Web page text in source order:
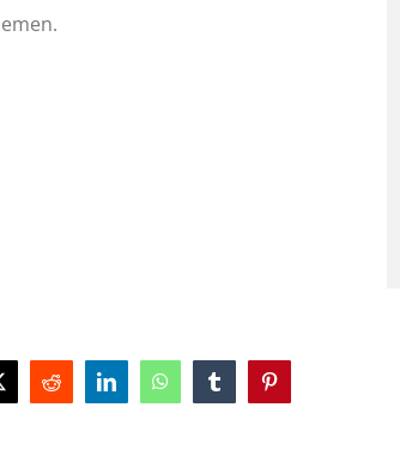
Reddit LinkedInWhatsAppTumblrPinterest